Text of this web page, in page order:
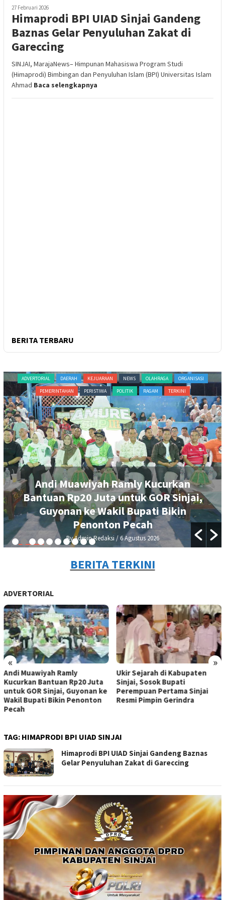
27 Februari 2026
Himaprodi BPI UIAD Sinjai Gandeng
Baznas Gelar Penyuluhan Zakat di
Gareccing
SINJAI, MarajaNews– Himpunan Mahasiswa Program Studi
(Himaprodi) Bimbingan dan Penyuluhan Islam (BPI) Universitas Islam
Ahmad Baca selengkapnya
BERITA TERBARU
ADVERTORIAL DAERAH KEJUARAAN NEWS OLAHRAGA
ORGANISASI
PEMERINTAHAN
PERISTIWA POLITIK RAGAM TERKINI
Andi Muawiyah Ramly Kucurkan
Bantuan Rp20 Juta untuk GOR Sinjai,
Guyonan ke Wakil Bupati Bikin
Penonton Pecah
By Admin Redaksi / 6 Agustus 2026
BERITA TERKINI
ADVERTORIAL
« »
Andi Muawiyah Ramly
Kucurkan Bantuan Rp20 Juta
untuk GOR Sinjai, Guyonan ke
Wakil Bupati Bikin Penonton
Pecah
Ukir Sejarah di Kabupaten
Sinjai, Sosok Bupati
Perempuan Pertama Sinjai
Resmi Pimpin Gerindra
TAG: HIMAPRODI BPI UIAD SINJAI
Himaprodi BPI UIAD Sinjai Gandeng Baznas
Gelar Penyuluhan Zakat di Gareccing